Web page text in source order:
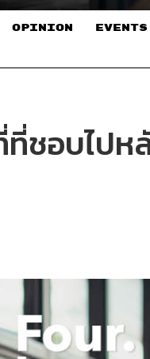
OPINION EVENTS
ชอบไปห